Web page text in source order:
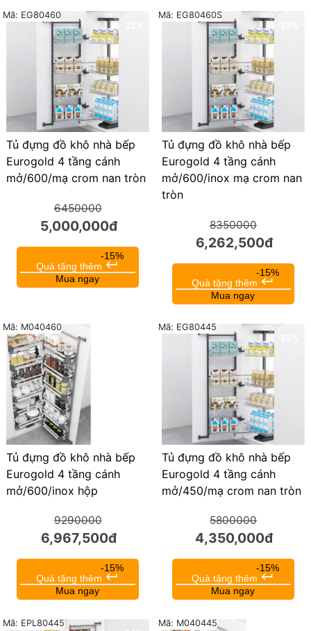
Tủ đựng đồ khô nhà bếp
Eurogold 4 tầng cánh
mở/600/mạ crom nan tròn
Mã: EG80460
6450000
5,000,000đ
-15%
Quà tặng thêm keyboard_return
Mua ngay
Tủ đựng đồ khô nhà bếp
Eurogold 4 tầng cánh
mở/600/inox mạ crom nan
tròn
Mã: EG80460S
8350000
6,262,500đ
-15%
Quà tặng thêm keyboard_return
Mua ngay
Tủ đựng đồ khô nhà bếp
Eurogold 4 tầng cánh
mở/600/inox hộp
Mã: M040460
9290000
6,967,500đ
-15%
Quà tặng thêm keyboard_return
Mua ngay
Tủ đựng đồ khô nhà bếp
Eurogold 4 tầng cánh
mở/450/mạ crom nan tròn
Mã: EG80445
5800000
4,350,000đ
-15%
Quà tặng thêm keyboard_return
Mua ngay
Mã: EPL80445 Mã: M040445